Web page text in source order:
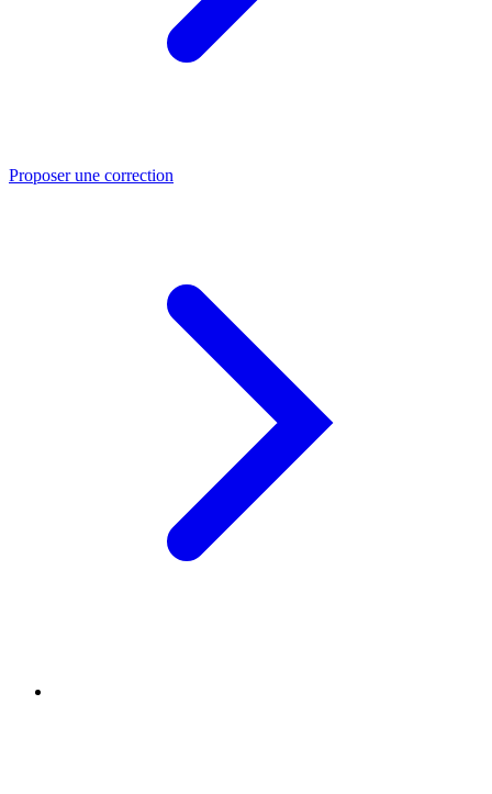
Proposer une correction